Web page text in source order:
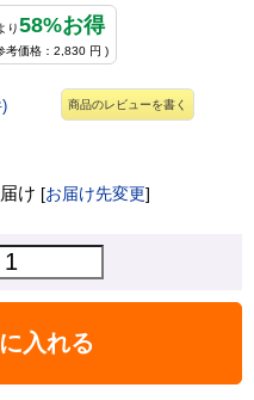
り58%お得
考価格：2,830 円 )
商品のレビューを書く
け [お届け先変更]
入れる